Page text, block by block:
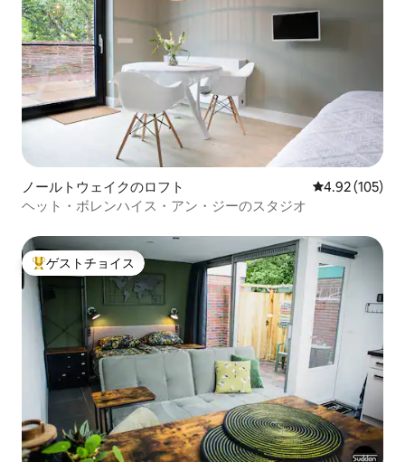
ノールトウェイクのロフト レビュー105
4.92 (105)
ヘット・ボレンハイス・アン・ジーのスタジオ
大好評のゲストチョイスです。
ゲストチョイス